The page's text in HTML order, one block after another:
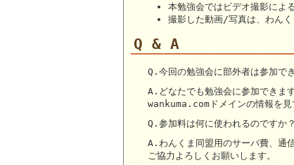
本勉強会ではビデオ撮影によ
撮影した動画/写真は、わん
Q & A
Q.今回の勉強会に部外者は参加で
A.どなたでも勉強会に参加できま
wankuma.comドメインの情報を
Q.参加料は何に使われるのですか
A.わんくま同盟用のサーバ費、通
ご協力よろしくお願いします。